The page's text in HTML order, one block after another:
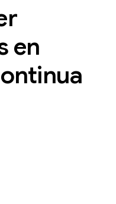
en